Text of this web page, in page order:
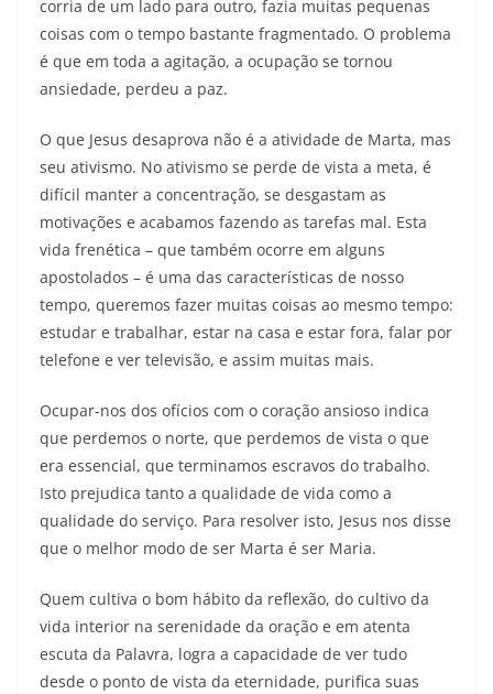
corria de um lado para outro, fazia muitas pequenas
coisas com o tempo bastante fragmentado. O problema
é que em toda a agitação, a ocupação se tornou
ansiedade, perdeu a paz.
O que Jesus desaprova não é a atividade de Marta, mas
seu ativismo. No ativismo se perde de vista a meta, é
difícil manter a concentração, se desgastam as
motivações e acabamos fazendo as tarefas mal. Esta
vida frenética – que também ocorre em alguns
apostolados – é uma das características de nosso
tempo, queremos fazer muitas coisas ao mesmo tempo:
estudar e trabalhar, estar na casa e estar fora, falar por
telefone e ver televisão, e assim muitas mais.
Ocupar-nos dos ofícios com o coração ansioso indica
que perdemos o norte, que perdemos de vista o que
era essencial, que terminamos escravos do trabalho.
Isto prejudica tanto a qualidade de vida como a
qualidade do serviço. Para resolver isto, Jesus nos disse
que o melhor modo de ser Marta é ser Maria.
Quem cultiva o bom hábito da reflexão, do cultivo da
vida interior na serenidade da oração e em atenta
escuta da Palavra, logra a capacidade de ver tudo
desde o ponto de vista da eternidade, purifica suas